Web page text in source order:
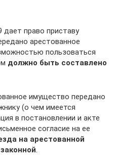
право приставу
арестованное
пользоваться
должно быть составлено
имущество передано
(о чем имеется
в постановлении и акте
согласие на ее
на арестованной
.